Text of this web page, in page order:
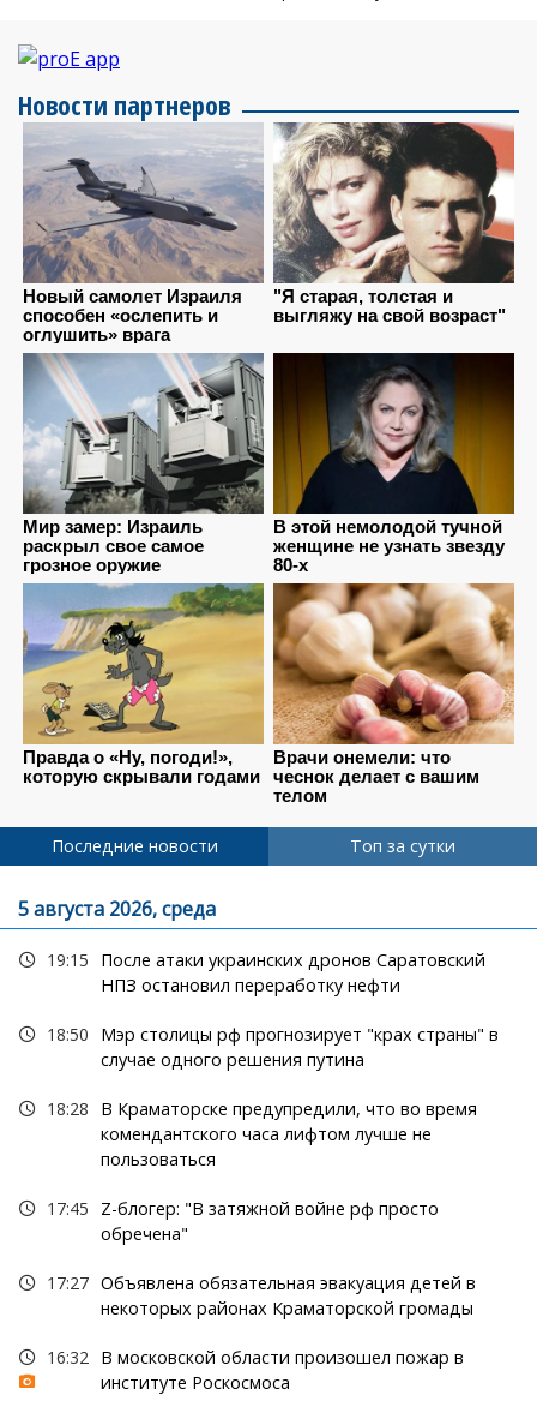
Новости партнеров
Последние новости Топ за сутки
5 августа 2026, среда
19:15
После атаки украинских дронов Саратовский
НПЗ остановил переработку нефти
18:50
Мэр столицы рф прогнозирует "крах страны" в
случае одного решения путина
18:28
В Краматорске предупредили, что во время
комендантского часа лифтом лучше не
пользоваться
17:45
Z-блогер: "В затяжной войне рф просто
обречена"
17:27 Объявлена обязательная эвакуация детей в
некоторых районах Краматорской громады
16:32 В московской области произошел пожар в
институте Роскосмоса